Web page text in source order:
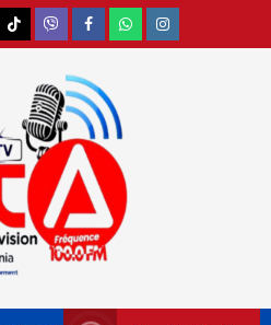
TikTokViber FacebookWhatsAppInstagram